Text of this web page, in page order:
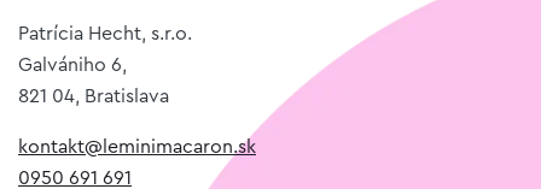
Patrícia Hecht, s.r.o.
Galvániho 6,
821 04, Bratislava
kontakt@leminimacaron.sk
0950 691 691